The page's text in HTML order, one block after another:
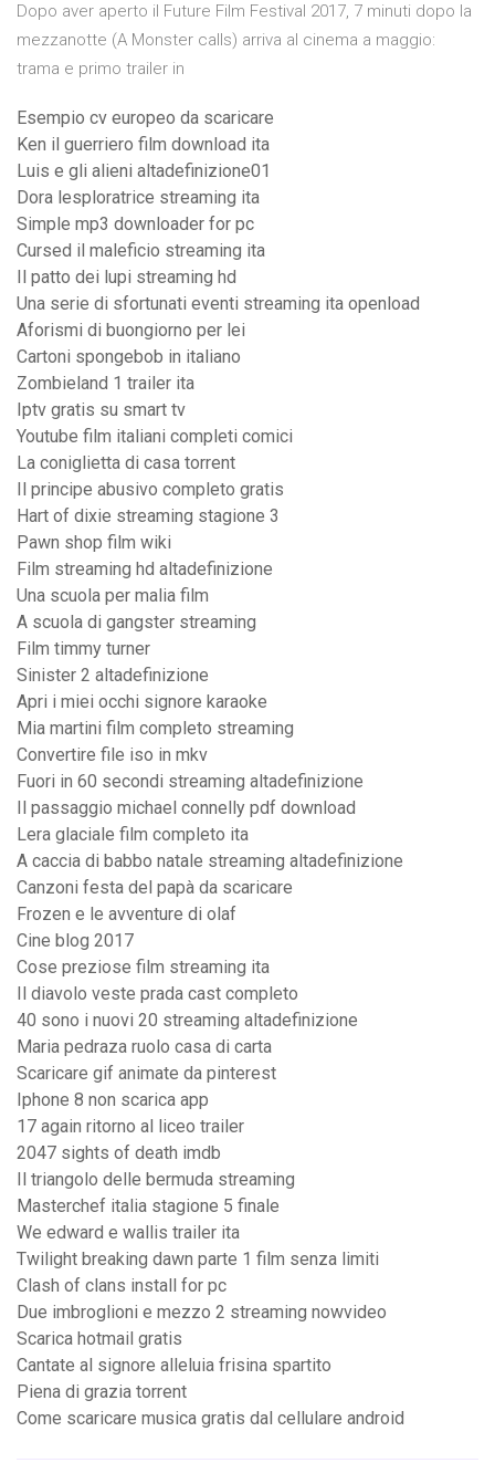
Dopo aver aperto il Future Film Festival 2017, 7 minuti dopo la
mezzanotte (A Monster calls) arriva al cinema a maggio:
trama e primo trailer in
Esempio cv europeo da scaricare
Ken il guerriero film download ita
Luis e gli alieni altadefinizione01
Dora lesploratrice streaming ita
Simple mp3 downloader for pc
Cursed il maleficio streaming ita
Il patto dei lupi streaming hd
Una serie di sfortunati eventi streaming ita openload
Aforismi di buongiorno per lei
Cartoni spongebob in italiano
Zombieland 1 trailer ita
Iptv gratis su smart tv
Youtube film italiani completi comici
La coniglietta di casa torrent
Il principe abusivo completo gratis
Hart of dixie streaming stagione 3
Pawn shop film wiki
Film streaming hd altadefinizione
Una scuola per malia film
A scuola di gangster streaming
Film timmy turner
Sinister 2 altadefinizione
Apri i miei occhi signore karaoke
Mia martini film completo streaming
Convertire file iso in mkv
Fuori in 60 secondi streaming altadefinizione
Il passaggio michael connelly pdf download
Lera glaciale film completo ita
A caccia di babbo natale streaming altadefinizione
Canzoni festa del papà da scaricare
Frozen e le avventure di olaf
Cine blog 2017
Cose preziose film streaming ita
Il diavolo veste prada cast completo
40 sono i nuovi 20 streaming altadefinizione
Maria pedraza ruolo casa di carta
Scaricare gif animate da pinterest
Iphone 8 non scarica app
17 again ritorno al liceo trailer
2047 sights of death imdb
Il triangolo delle bermuda streaming
Masterchef italia stagione 5 finale
We edward e wallis trailer ita
Twilight breaking dawn parte 1 film senza limiti
Clash of clans install for pc
Due imbroglioni e mezzo 2 streaming nowvideo
Scarica hotmail gratis
Cantate al signore alleluia frisina spartito
Piena di grazia torrent
Come scaricare musica gratis dal cellulare android